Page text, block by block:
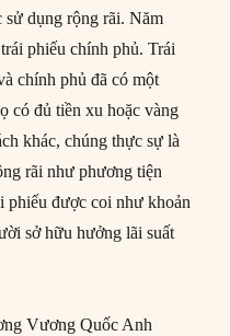
dụng rộng rãi. Năm
phiếu chính phủ. Trái
chính phủ đã có một
có đủ tiền xu hoặc vàng
khác, chúng thực sự là
rãi như phương tiện
phiếu được coi như khoản
sở hữu hưởng lãi suất
Vương Quốc Anh